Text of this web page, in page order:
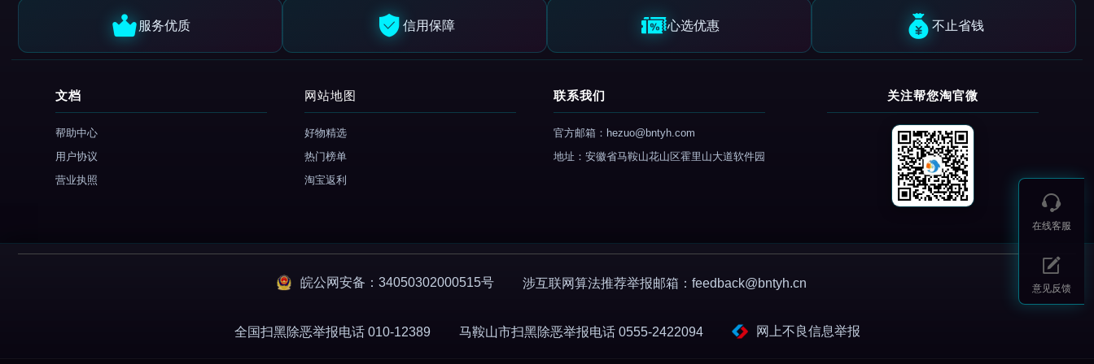
服务优质 信用保障 心选优惠 不止省钱
文档
帮助中心
用户协议
营业执照
网站地图
好物精选
热门榜单
淘宝返利
联系我们
官方邮箱：hezuo@bntyh.com
地址：安徽省马鞍山花山区霍里山大道软件园
关注帮您淘官微
皖公网安备：34050302000515号 涉互联网算法推荐举报邮箱：feedback@bntyh.cn
全国扫黑除恶举报电话 010-12389 马鞍山市扫黑除恶举报电话 0555-2422094 网上不良信息举报
在线客服
意见反馈